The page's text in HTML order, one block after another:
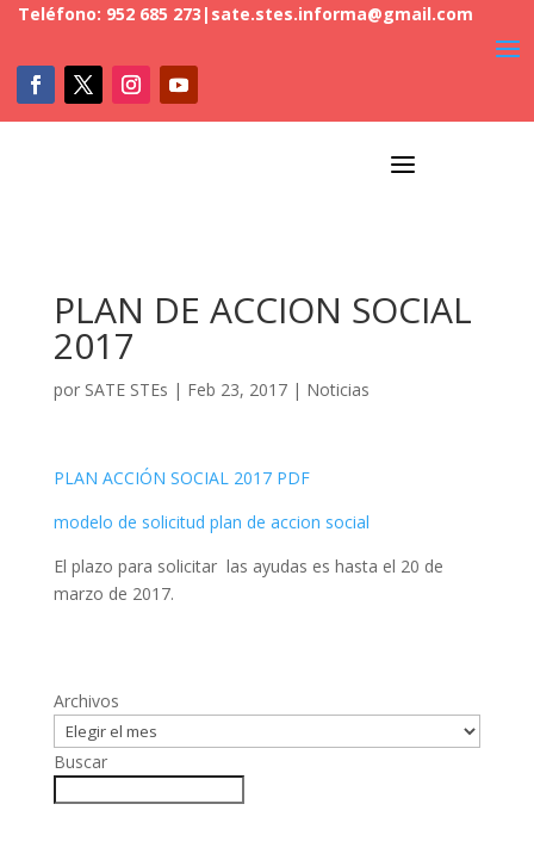
Teléfono: 952 685 273 | sate.stes.informa@gmail.com
a
PLAN DE ACCION SOCIAL
2017
por SATE STEs | Feb 23, 2017| Noticias
PLAN ACCIÓN SOCIAL 2017 PDF
modelo de solicitud plan de accion social
El plazo para solicitar las ayudas es hasta el 20 de
marzo de 2017.
Archivos
Buscar